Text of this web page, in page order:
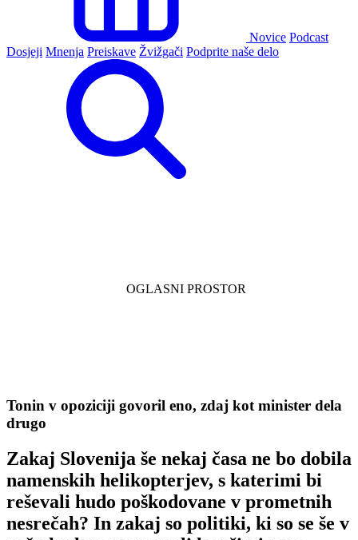
Novice Podcast
Dosjeji Mnenja Preiskave Žvižgači Podprite naše delo
Tonin v opoziciji govoril eno, zdaj kot minister dela
drugo
Zakaj Slovenija še nekaj časa ne bo dobila
namenskih helikopterjev, s katerimi bi
reševali hudo poškodovane v prometnih
nesrečah? In zakaj so politiki, ki so se še v